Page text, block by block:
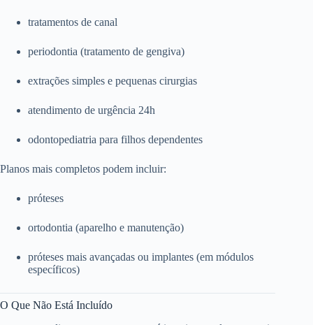
tratamentos de canal
periodontia (tratamento de gengiva)
extrações simples e pequenas cirurgias
atendimento de urgência 24h
odontopediatria para filhos dependentes
Planos mais completos podem incluir:
próteses
ortodontia (aparelho e manutenção)
próteses mais avançadas ou implantes (em módulos
específicos)
O Que Não Está Incluído